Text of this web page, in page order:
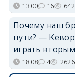
13:00 16
Почему наш
пути? —
играть
18:08 4 2626